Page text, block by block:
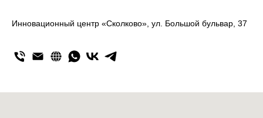
Инновационный центр «Сколково», ул. Большой бульвар, 37